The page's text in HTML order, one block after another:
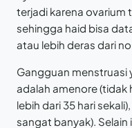
terjadi karena ovarium
sehingga haid bisa
atau lebih deras dari
Gangguan menstruasi
adalah amenore (tidak
lebih dari 35 hari
sangat banyak).